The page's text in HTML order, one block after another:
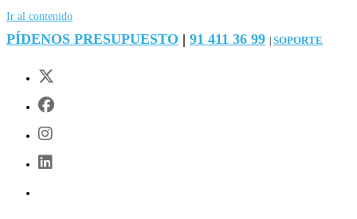
Ir al contenido
PÍDENOS PRESUPUESTO | 91 411 36 99 SOPORTE